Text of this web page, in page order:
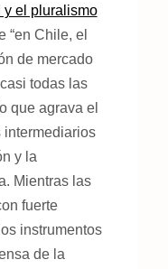
el pluralismo
“en Chile, el
de mercado
todas las
que agrava el
intermediarios
y la
Mientras las
fuerte
instrumentos
de la